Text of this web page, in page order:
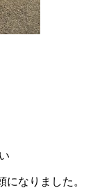
なりました。